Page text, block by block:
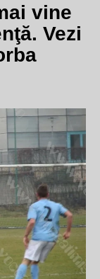
vine
Vezi